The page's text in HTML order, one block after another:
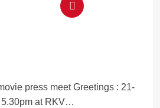
press meet Greetings : 21-
at RKV…